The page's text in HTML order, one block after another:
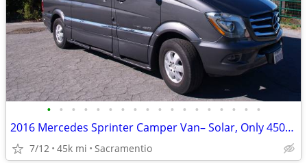
• • • • • • • • • • • • • • • • • •
2016 Mercedes Sprinter Camper Van– Solar, Only 45000 Miles - $86,500
7/12 45k mi Sacramentio